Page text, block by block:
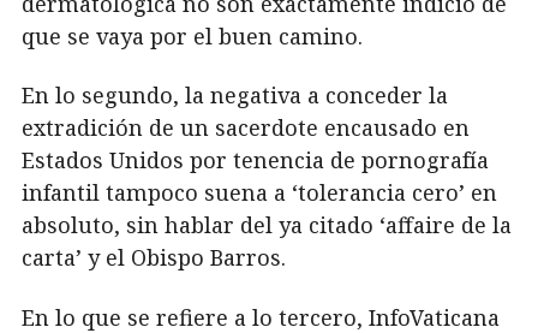
que se vaya por el buen camino.
En lo segundo, la negativa a conceder la
extradición de un sacerdote encausado en
Estados Unidos por tenencia de pornografía
infantil tampoco suena a ‘tolerancia cero’ en
absoluto, sin hablar del ya citado ‘affaire de la
carta’ y el Obispo Barros.
En lo que se refiere a lo tercero, InfoVaticana